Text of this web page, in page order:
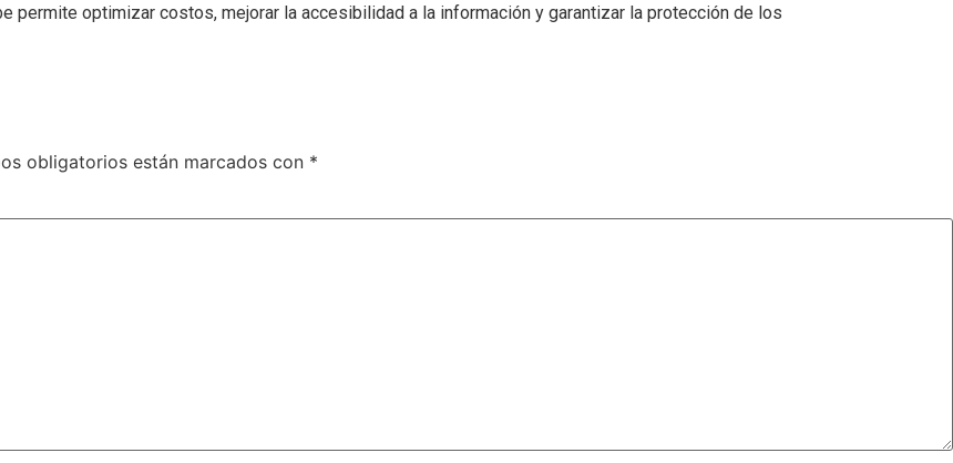
permite optimizar costos, mejorar la accesibilidad a la información y garantizar la protección de los
obligatorios están marcados con *